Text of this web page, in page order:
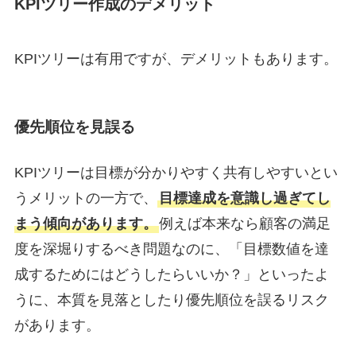
KPIツリー作成のデメリット
KPIツリーは有用ですが、デメリットもあります。
優先順位を見誤る
KPIツリーは目標が分かりやすく共有しやすいとい
うメリットの一方で、 目標達成を意識し過ぎてし
まう傾向があります。例えば本来なら顧客の満足
度を深堀りするべき問題なのに、「目標数値を達
成するためにはどうしたらいいか？」といったよ
うに、本質を見落としたり優先順位を誤るリスク
があります。